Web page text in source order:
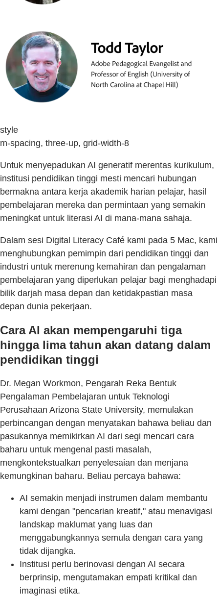
style
m-spacing, three-up, grid-width-8
Untuk menyepadukan AI generatif merentas kurikulum,
institusi pendidikan tinggi mesti mencari hubungan
bermakna antara kerja akademik harian pelajar, hasil
pembelajaran mereka dan permintaan yang semakin
meningkat untuk literasi AI di mana-mana sahaja.
Dalam sesi Digital Literacy Café kami pada 5 Mac, kami
menghubungkan pemimpin dari pendidikan tinggi dan
industri untuk merenung kemahiran dan pengalaman
pembelajaran yang diperlukan pelajar bagi menghadapi
bilik darjah masa depan dan ketidakpastian masa
depan dunia pekerjaan.
Cara AI akan mempengaruhi tiga
hingga lima tahun akan datang dalam
pendidikan tinggi
Dr. Megan Workmon, Pengarah Reka Bentuk
Pengalaman Pembelajaran untuk Teknologi
Perusahaan Arizona State University, memulakan
perbincangan dengan menyatakan bahawa beliau dan
pasukannya memikirkan AI dari segi mencari cara
baharu untuk mengenal pasti masalah,
mengkontekstualkan penyelesaian dan menjana
kemungkinan baharu. Beliau percaya bahawa:
AI semakin menjadi instrumen dalam membantu
kami dengan "pencarian kreatif," atau menavigasi
landskap maklumat yang luas dan
menggabungkannya semula dengan cara yang
tidak dijangka.
Institusi perlu berinovasi dengan AI secara
berprinsip, mengutamakan empati kritikal dan
imaginasi etika.